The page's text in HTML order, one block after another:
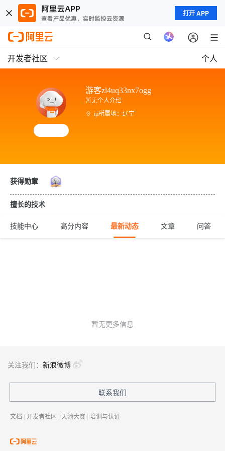
打开 APP
开发者社区 个人
游客zl4uq33nx7ogg
暂无个人介绍
ip所属地：辽宁
获得勋章
擅长的技术
技能中心 高分内容 最新动态 文章 问答
暂无更多信息
关注我们： 新浪微博
联系我们
文档 | 开发者社区 | 天池大赛 | 培训与认证